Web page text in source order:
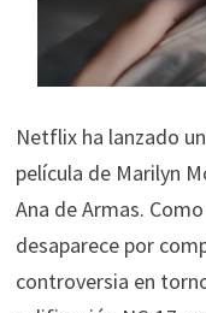
Netflix ha lanzado
película de Marilyn
Ana de Armas.
desaparece por
controversia en